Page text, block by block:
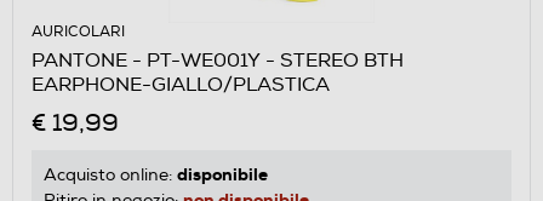
AURICOLARI
PANTONE - PT-WE001Y - STEREO BTH
EARPHONE-GIALLO/PLASTICA
€ 19,99
Acquisto online: disponibile